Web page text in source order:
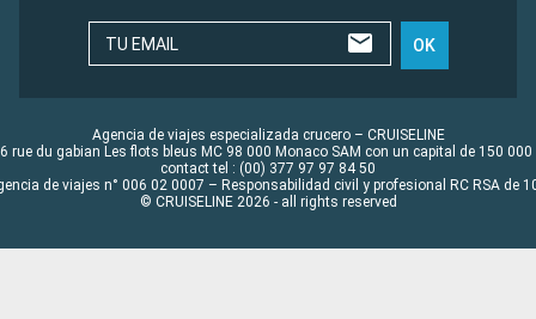
TU EMAIL OK
Agencia de viajes especializada crucero – CRUISELINE
rue du gabian Les flots bleus MC 98 000 Monaco SAM con un capital de 150 000
contact tel : (00) 377 97 97 84 50
de viajes n° 006 02 0007 – Responsabilidad civil y profesional RC RSA de
© CRUISELINE 2026 - all rights reserved